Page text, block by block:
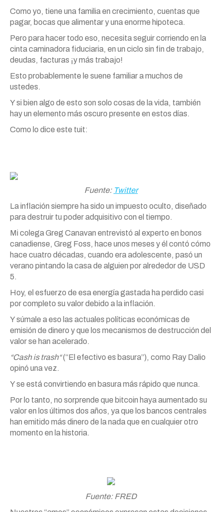
Como yo, tiene una familia en crecimiento, cuentas que
pagar, bocas que alimentar y una enorme hipoteca.
Pero para hacer todo eso, necesita seguir corriendo en la
cinta caminadora fiduciaria, en un ciclo sin fin de trabajo,
deudas, facturas ¡y más trabajo!
Esto probablemente le suene familiar a muchos de
ustedes.
Y si bien algo de esto son solo cosas de la vida, también
hay un elemento más oscuro presente en estos días.
Como lo dice este tuit:
Fuente: Twitter
La inflación siempre ha sido un impuesto oculto, diseñado
para destruir tu poder adquisitivo con el tiempo.
Mi colega Greg Canavan entrevistó al experto en bonos
canadiense, Greg Foss, hace unos meses y él contó cómo
hace cuatro décadas, cuando era adolescente, pasó un
verano pintando la casa de alguien por alrededor de USD
5.
Hoy, el esfuerzo de esa energía gastada ha perdido casi
por completo su valor debido a la inflación.
Y súmale a eso las actuales políticas económicas de
emisión de dinero y que los mecanismos de destrucción del
valor se han acelerado.
“Cash is trash“(“El efectivo es basura”), como Ray Dalio
opinó una vez.
Y se está convirtiendo en basura más rápido que nunca.
Por lo tanto, no sorprende que bitcoin haya aumentado su
valor en los últimos dos años, ya que los bancos centrales
han emitido más dinero de la nada que en cualquier otro
momento en la historia.
Fuente: FRED